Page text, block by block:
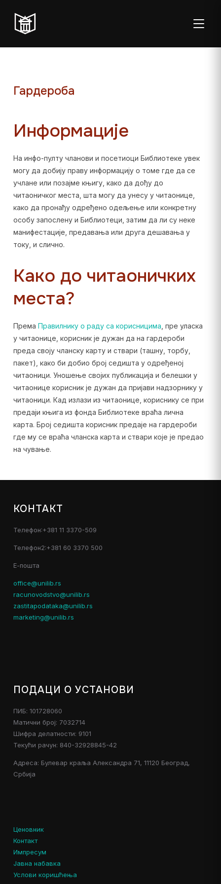
Гардероба
Информације
На инфо-пулту чланови и посетиоци Библиотеке увек
могу да добију праву информацију о томе где да се
учлане или позајме књигу, како да дођу до
читаоничког места, шта могу да унесу у читаонице,
како да пронађу одређено одељење или конкретну
особу запослену и Библиотеци, затим да ли су неке
манифестације, предавања или друга дешавања у
току, и слично.
Како до читаоничких
места?
Према Правилнику о раду са корисницима , пре уласка
у читаонице, корисник је дужан да на гардероби
преда своју чланску карту и ствари (ташну, торбу,
пакет), како би добио број седишта у одређеној
читаоници. Уношење својих публикација и белешки у
читаонице корисник је дужан да пријави надзорнику у
читаоници. Кад излази из читаонице, кориснику се при
предаји књига из фонда Библиотеке враћа лична
карта. Број седишта корисник предаје на гардероби
где му се враћа чланска карта и ствари које је предао
на чување.
КОНТАКТ
Телефон:+381 11 3370-509
Телефон2:+381 60 3370 500
Е-пошта
office@unilib.rs
racunovodstvo@unilib.rs
zastitapodataka@unilib.rs
marketing@unilib.rs
ПОДАЦИ О УСТАНОВИ
ПИБ: 101728060
Матични број: 7032714
Шифра делатности: 9101
Текући рачун: 840-32928845-42
Адреса: Булевар краља Александра 71, 11120 Београд,
Србија
Ценовник
Контакт
Импресум
Јавна набавка
Услови коришћења
08:00–20:00 читаоница: 08:00–
23:00
Радно време од 06. јула до 29. августа